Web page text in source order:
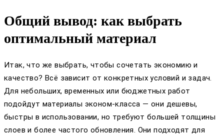
Общий вывод: как выбрать
оптимальный материал
Итак, что же выбрать, чтобы сочетать экономию и
качество? Всё зависит от конкретных условий и задач.
Для небольших, временных или бюджетных работ
подойдут материалы эконом-класса — они дешевы,
быстры в использовании, но требуют большей толщины
слоев и более частого обновления. Они подходят для